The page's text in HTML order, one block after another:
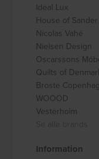
Ideal Lux
House of Sander
Nicolas Vahé
Nielsen Design
Oscarssons
Quilts of
Broste
WOOOD
Vesterholm
Information